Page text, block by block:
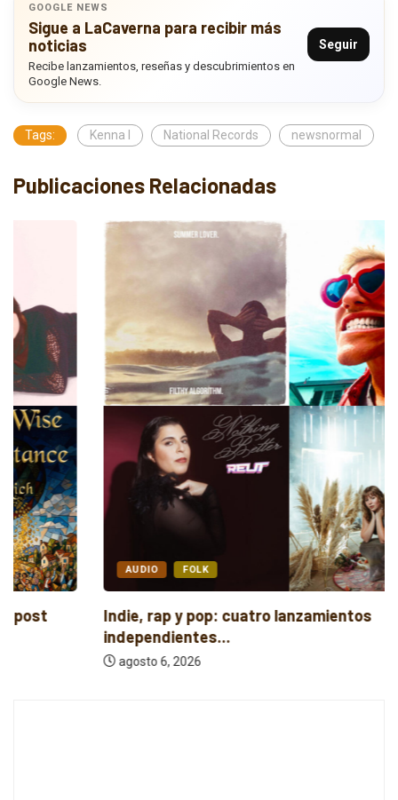
GOOGLE NEWS
Sigue a LaCaverna para recibir más
noticias
Recibe lanzamientos, reseñas y descubrimientos en
Google News.
Seguir
Tags: Kenna I National Records newsnormal
Publicaciones Relacionadas
AUDIO
Indie, rap y pop: cuatro lanzamientos
independientes...
agosto 6, 2026